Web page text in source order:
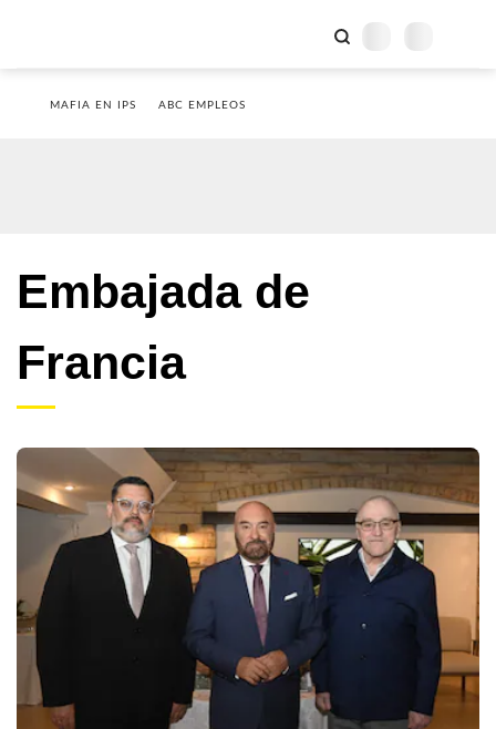
MAFIA EN IPS ABC EMPLEOS
Embajada de
Francia